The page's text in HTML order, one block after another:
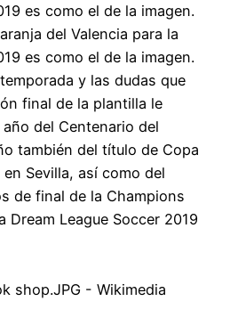
es como el de la imagen.
del Valencia para la
es como el de la imagen.
y las dudas que
final de la plantilla le
del Centenario del
también del título de Copa
Sevilla, así como del
de final de la Champions
Dream League Soccer 2019